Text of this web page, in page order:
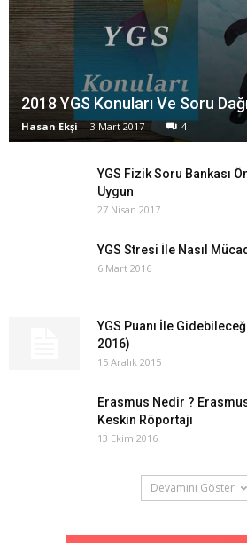
2018 YGS Konuları Ve Soru
Hasan Ekşi - 3 Mart 2017 4
YGS Fizik Soru Bankası
Uygun
27 Nisan 2017
YGS Stresi İle Nasıl
6 Mart 2016
YGS Puanı İle
2016)
15 Aralık 2015
Erasmus Nedir ?
Keskin Röportajı
13 Ekim 2016
Devamını Göster